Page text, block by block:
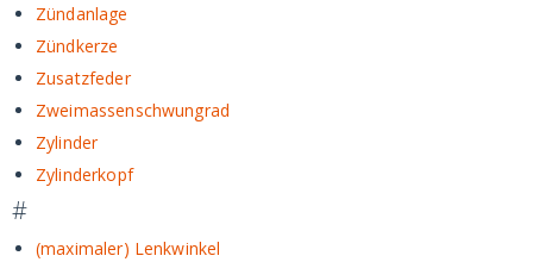
Zündanlage
Zündkerze
Zusatzfeder
Zweimassenschwungrad
Zylinder
Zylinderkopf
#
(maximaler) Lenkwinkel